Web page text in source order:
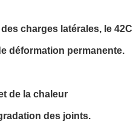
charges latérales, le
déformation permanente.
de la chaleur
des joints.